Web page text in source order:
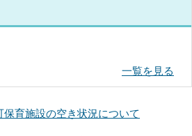
一覧を見る
保育施設の空き状況について